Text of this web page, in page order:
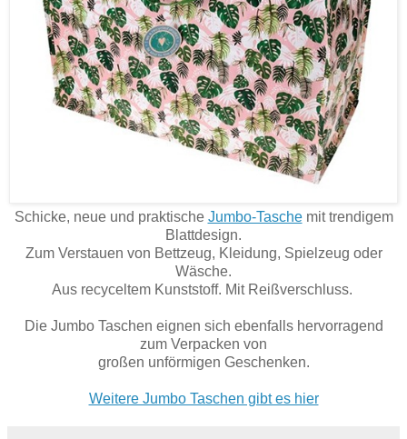
Schicke, neue und praktische Jumbo-Taschemit trendigem
Blattdesign.
Zum Verstauen von Bettzeug, Kleidung, Spielzeug oder
Wäsche.
Aus recyceltem Kunststoff. Mit Reißverschluss.
Die Jumbo Taschen eignen sich ebenfalls hervorragend
zum Verpacken von
großen unförmigen Geschenken.
Weitere Jumbo Taschen gibt es hier